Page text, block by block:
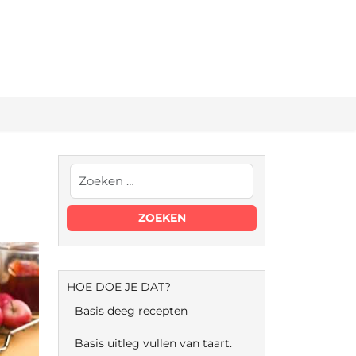
HOE DOE JE DAT?
Basis deeg recepten
Basis uitleg vullen van taart.